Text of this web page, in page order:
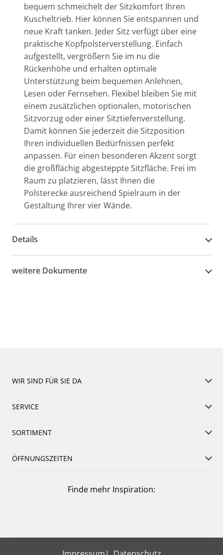
bequem schmeichelt der Sitzkomfort Ihren
Kuscheltrieb. Hier können Sie entspannen und
neue Kraft tanken. Jeder Sitz verfügt über eine
praktische Kopfpolsterverstellung. Einfach
aufgestellt, vergrößern Sie im nu die
Rückenhöhe und erhalten optimale
Unterstützung beim bequemen Anlehnen,
Lesen oder Fernsehen. Flexibel bleiben Sie mit
einem zusätzlichen optionalen, motorischen
Sitzvorzug oder einer Sitztiefenverstellung.
Damit können Sie jederzeit die Sitzposition
Ihren individuellen Bedürfnissen perfekt
anpassen. Für einen besonderen Akzent sorgt
die großflächig abgesteppte Sitzfläche. Frei im
Raum zu platzieren, lässt Ihnen die
Polsterecke ausreichend Spielraum in der
Gestaltung Ihrer vier Wände.
Details
weitere Dokumente
WIR SIND FÜR SIE DA
SERVICE
SORTIMENT
ÖFFNUNGSZEITEN
Finde mehr Inspiration: